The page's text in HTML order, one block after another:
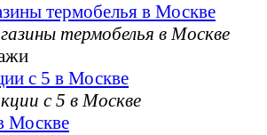
термобелья в Москве
с 5 в Москве
Москве